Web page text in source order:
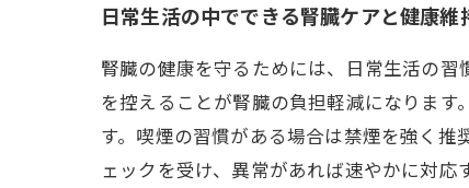
日常生活の中でできる腎臓ケアと健康維
腎臓の健康を守るためには、日常生活の
を控えることが腎臓の負担軽減になりま
す。喫煙の習慣がある場合は禁煙を強く
ェックを受け、異常があれば速やかに対